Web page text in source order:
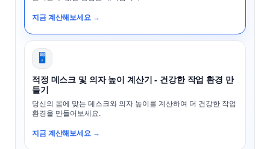
지금 계산해보세요 →
🖥️
적정 데스크 및 의자 높이 계산기 - 건강한 작업 환경 만
들기
당신의 몸에 맞는 데스크와 의자 높이를 계산하여 더 건강한 작업
환경을 만들어보세요.
지금 계산해보세요 →